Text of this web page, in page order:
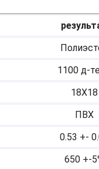
1100 д-
18Х18
ПВХ
0.53 +-
650 +-